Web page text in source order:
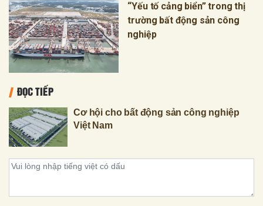
“Yếu tố cảng biển” trong thị
trường bất động sản công
nghiệp
ĐỌC TIẾP
Cơ hội cho bất động sản công nghiệp
Việt Nam